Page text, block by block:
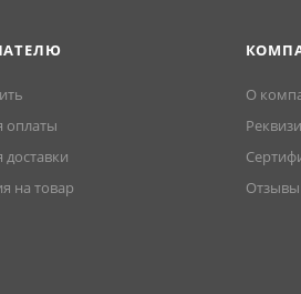
оплаты
доставки
на товар
О